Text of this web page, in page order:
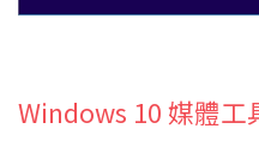
Windows 10 媒體工